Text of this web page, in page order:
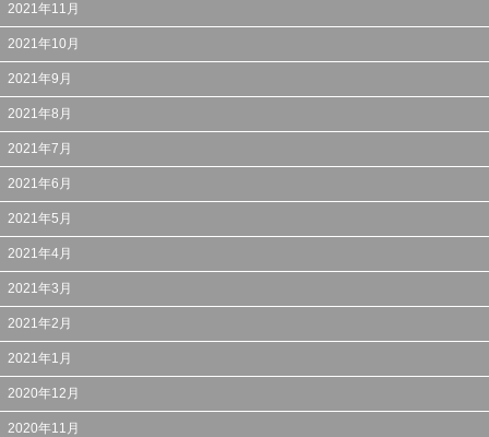
2021年11月
2021年10月
2021年9月
2021年8月
2021年7月
2021年6月
2021年5月
2021年4月
2021年3月
2021年2月
2021年1月
2020年12月
2020年11月